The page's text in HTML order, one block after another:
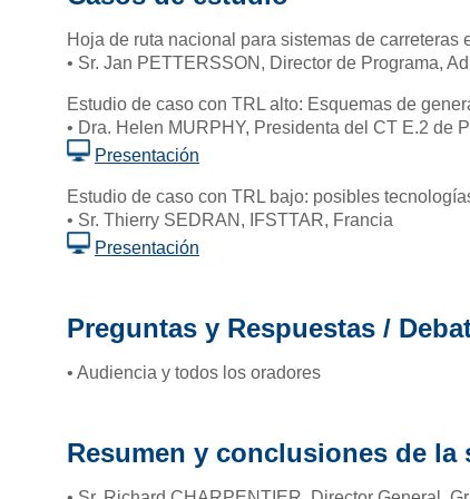
Hoja de ruta nacional para sistemas de carreteras
• Sr. Jan PETTERSSON, Director de Programa,
Estudio de caso con TRL alto: Esquemas de
• Dra. Helen MURPHY, Presidenta del CT E.2 de
Presentación
Estudio de caso con TRL bajo: posibles
• Sr. Thierry SEDRAN, IFSTTAR, Francia
Presentación
Preguntas y Respuestas /
• Audiencia y todos los oradores
Resumen y conclusiones de la